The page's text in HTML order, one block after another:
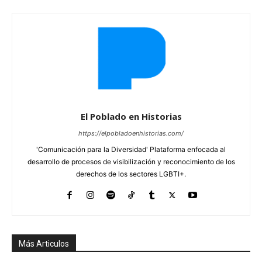
El Poblado en Historias
https://elpobladoenhistorias.com/
'Comunicación para la Diversidad' Plataforma enfocada al
desarrollo de procesos de visibilización y reconocimiento de los
derechos de los sectores LGBTI+.
Más Articulos